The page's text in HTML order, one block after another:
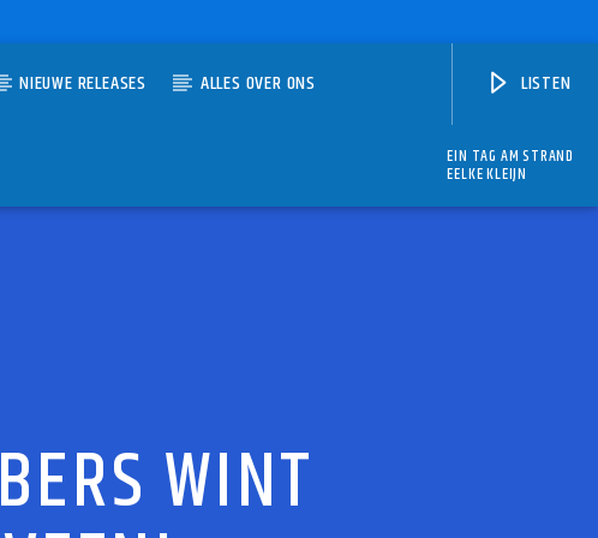
NIEUWE RELEASES ALLES OVER ONS LISTEN
EIN TAG AM STRAND
EELKE KLEIJN
WINT